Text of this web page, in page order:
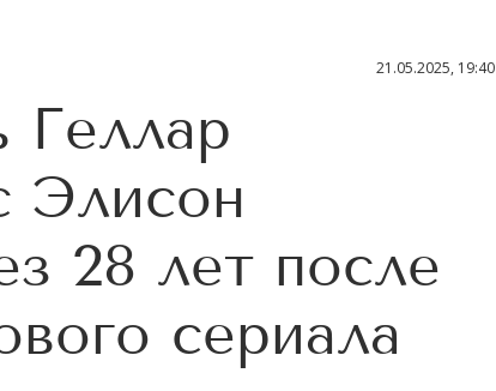
21.05.2025, 19:40
Элисон
28 лет после
сериала